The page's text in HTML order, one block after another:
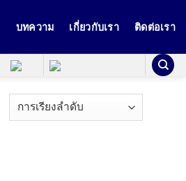
บทความ เกี่ยวกับเรา ติดต่อเรา